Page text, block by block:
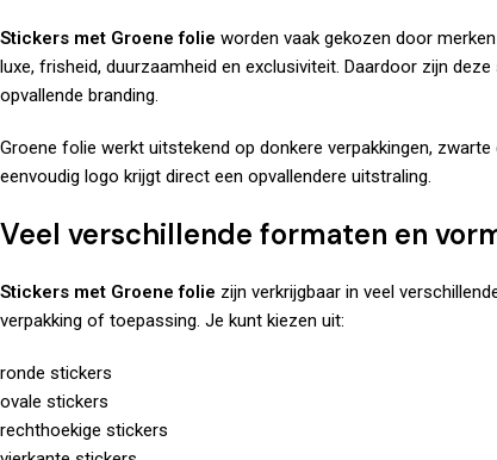
Stickers met Groene folie worden vaak gekozen door
luxe, frisheid, duurzaamheid en exclusiviteit. Daardoor zijn
opvallende branding.
Groene folie werkt uitstekend op donkere verpakkingen,
eenvoudig logo krijgt direct een opvallendere uitstraling.
Veel verschillende formaten en
Stickers met Groene folie zijn verkrijgbaar in veel
verpakking of toepassing. Je kunt kiezen uit:
ronde stickers
ovale stickers
rechthoekige stickers